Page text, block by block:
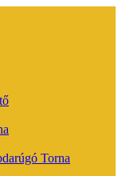
Torna